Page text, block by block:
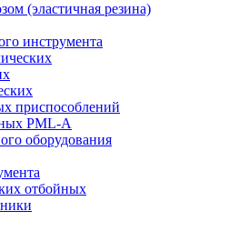
(эластичная резина)
инструмента
приспособлений
PML-A
оборудования
отбойных